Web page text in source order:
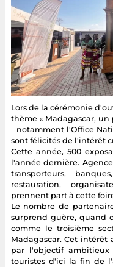
Lors de la cérémonie
thème « Madagascar, un
– notamment l'Office
sont félicités de l'intérêt
Cette année, 500
l'année dernière.
transporteurs,
restauration,
prennent part à cette
Le nombre de
surprend guère, quand
comme le troisième
Madagascar. Cet
par l'objectif
touristes d'ici la fin de